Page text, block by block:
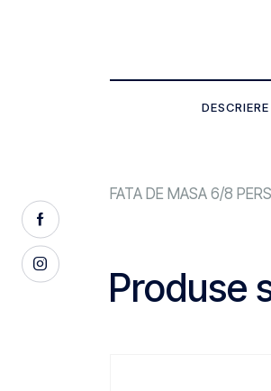
DESCRIERE
FATA DE MASA 6/8 PERS
Produse